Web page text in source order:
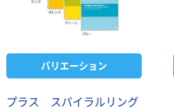
バリエーション
プラス スパイラルリング